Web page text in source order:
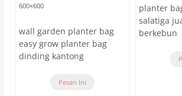
600×600
wall garden planter bag
easy grow planter bag
dinding kantong
Pesan Ini
planter
salatiga
berkebun